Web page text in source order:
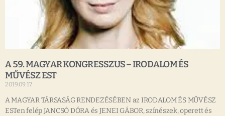
A 59. MAGYAR KONGRESSZUS – IRODALOM ÉS
MŰVÉSZ EST
2019.09.17.
A MAGYAR TÁRSASÁG RENDEZÉSÉBEN az IRODALOM ÉS MŰVÉSZ
ESTen felép JANCSÓ DÓRA és JENEI GÁBOR, színészek, operett és